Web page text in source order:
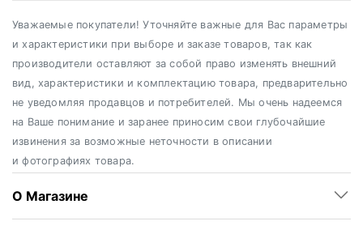
Уважаемые покупатели! Уточняйте важные для Вас параметры
и характеристики при выборе и заказе товаров, так как
производители оставляют за собой право изменять внешний
вид, характеристики и комплектацию товара, предварительно
не уведомляя продавцов и потребителей. Мы очень надеемся
на Ваше понимание и заранее приносим свои глубочайшие
извинения за возможные неточности в описании
и фотографиях товара.
О Магазине